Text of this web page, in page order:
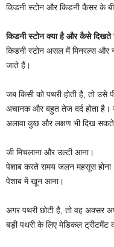
किडनी स्टोन और किडनी कैंसर के
किडनी स्टोन क्या है और कैसे
किडनी स्टोन असल में मिनरल्स
जाते हैं।
जब किसी को पथरी होती है, तो
अचानक और बहुत तेज दर्द होता है।
अलावा कुछ और लक्षण भी दिख
जी मिचलाना और उल्टी आना।
पेशाब करते समय जलन महसूस
पेशाब में खून आना।
अगर पथरी छोटी है, तो वह अक्सर
बड़ी पथरी के लिए मेडिकल